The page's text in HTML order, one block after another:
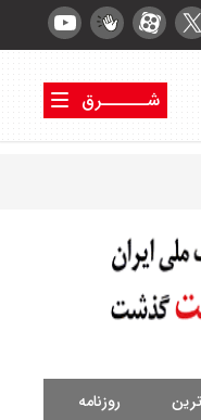
شــــــرق
روزنامه